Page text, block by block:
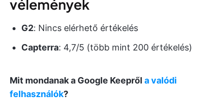
vélemények
G2: Nincs elérhető értékelés
Capterra: 4,7/5 (több mint 200 értékelés)
Mit mondanak a Google Keepről a valódi
felhasználók?